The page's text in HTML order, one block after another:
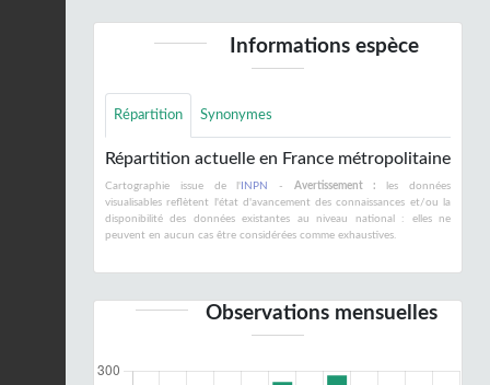
Informations espèce
Répartition Synonymes
Répartition actuelle en France métropolitaine
Cartographie issue de l' INPN - Avertissement : les données
visualisables reflètent l'état d'avancement des connaissances et/ou la
disponibilité des données existantes au niveau national : elles ne
peuvent en aucun cas être considérées comme exhaustives.
Observations mensuelles